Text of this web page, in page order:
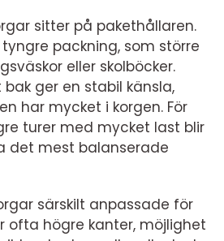
sitter på pakethållaren.
packning, som större
eller skolböcker.
ger en stabil känsla,
har mycket i korgen. För
turer med mycket last blir
det mest balanserade
särskilt anpassade för
ofta högre kanter, möjlighet